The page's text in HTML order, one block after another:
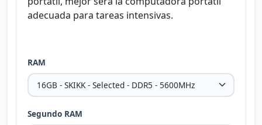
adecuada para tareas intensivas.
RAM
Segundo RAM